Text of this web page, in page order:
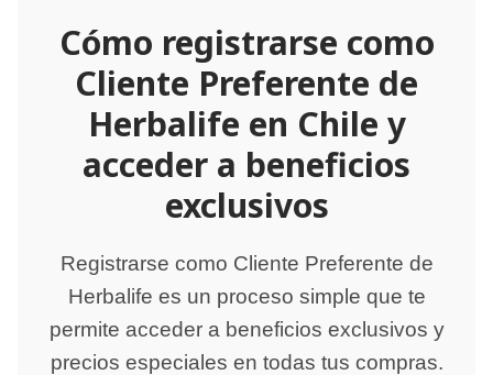
Cómo registrarse como
Cliente Preferente de
Herbalife en Chile y
acceder a beneficios
exclusivos
Registrarse como Cliente Preferente de
Herbalife es un proceso simple que te
permite acceder a beneficios exclusivos y
precios especiales en todas tus compras.